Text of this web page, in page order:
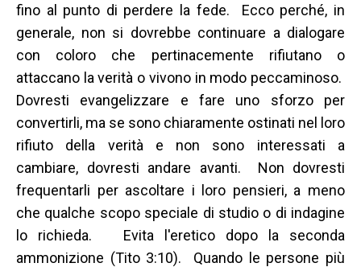
fino al punto di perdere la fede. Ecco perché, in
generale, non si dovrebbe continuare a dialogare
con coloro che pertinacemente rifiutano o
attaccano la verità o vivono in modo peccaminoso.
Dovresti evangelizzare e fare uno sforzo per
convertirli, ma se sono chiaramente ostinati nel loro
rifiuto della verità e non sono interessati a
cambiare, dovresti andare avanti. Non dovresti
frequentarli per ascoltare i loro pensieri, a meno
che qualche scopo speciale di studio o di indagine
lo richieda. Evita l'eretico dopo la seconda
ammonizione (Tito 3:10). Quando le persone più